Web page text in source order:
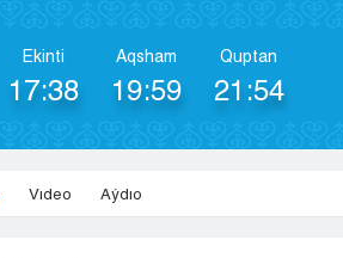
Ekіntі
17:38
Aqsham
19:59
Quptan
21:54
Vıdeo Aýdıo